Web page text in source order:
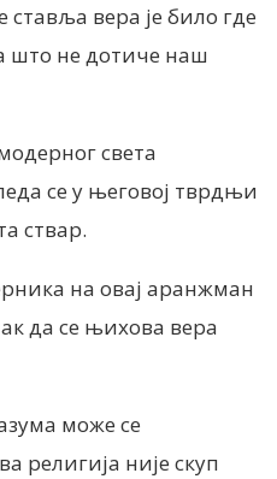
ставља вера је било где
што не дотиче наш
света
се у његовој тврдњи
ствар.
на овај аранжман
да се њихова вера
може се
религија није скуп